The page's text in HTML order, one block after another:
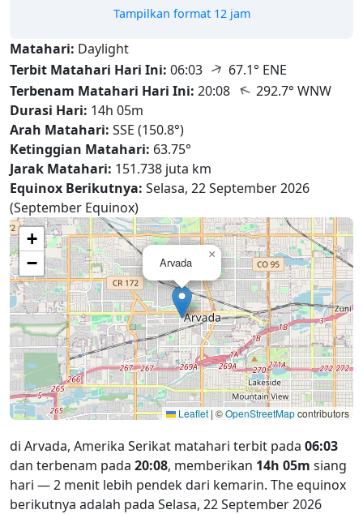
Tampilkan format 12 jam
Matahari: Daylight
Terbit Matahari Hari Ini: 06:03 ↑ 67.1° ENE
Terbenam Matahari Hari Ini: 20:08 ↑ 292.7° WNW
Durasi Hari: 14h 05m
Arah Matahari: SSE (150.8°)
Ketinggian Matahari: 63.75°
Jarak Matahari: 151.738 juta km
Equinox Berikutnya: Selasa, 22 September 2026
(September Equinox)
Arvada
×
+
−
Leaflet | ©OpenStreetMapcontributors
di Arvada, Amerika Serikat matahari terbit pada 06:03
dan terbenam pada 20:08, memberikan 14h 05m siang
hari — 2 menit lebih pendek dari kemarin. The equinox
berikutnya adalah pada Selasa, 22 September 2026